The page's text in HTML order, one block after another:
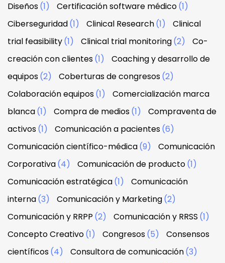
Diseños(1) Certificación software médico(1)
Ciberseguridad(1) Clinical Research(1)
Clinical
trial feasibility(1) Clinical trial monitoring(2)
Co-
creación con clientes(1)
Coaching y desarrollo de
equipos(2) Coberturas de congresos(2)
Colaboración equipos(1)
Comercialización marca
blanca(1) Compra de medios(1)
Compraventa de
activos(1) Comunicación a pacientes(6)
Comunicación científico-médica(9)
Comunicación
Corporativa(4) Comunicación de producto(1)
Comunicación estratégica(1)
Comunicación
interna(3) Comunicación y Marketing(2)
Comunicación y RRPP (2) Comunicación y RRSS (1)
Concepto Creativo(1) Congresos(5)
Consensos
científicos(4) Consultora de comunicación(3)